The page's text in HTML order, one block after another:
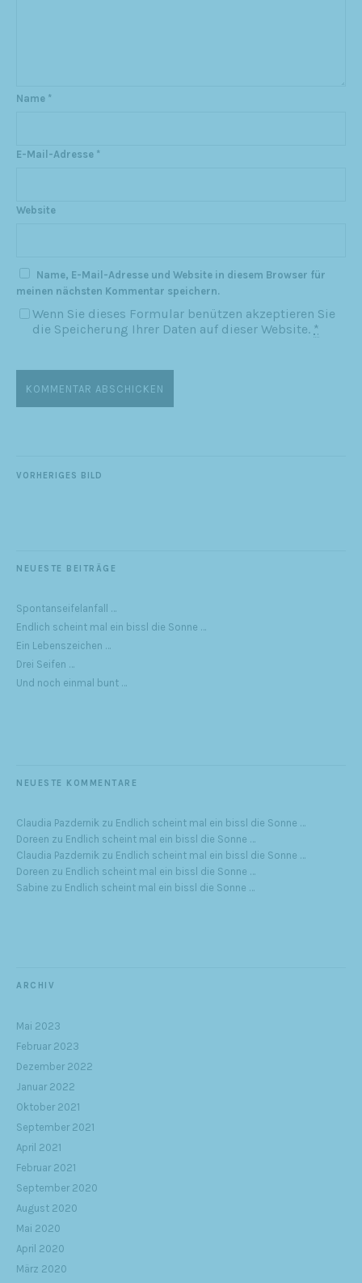
Name *
E-Mail-Adresse *
Website
Name, E-Mail-Adresse und Website in diesem Browser für
meinen nächsten Kommentar speichern.
Wenn Sie dieses Formular benützen akzeptieren Sie
die Speicherung Ihrer Daten auf dieser Website. *
VORHERIGES BILD
NEUESTE BEITRÄGE
Spontanseifelanfall …
Endlich scheint mal ein bissl die Sonne …
Ein Lebenszeichen …
Drei Seifen …
Und noch einmal bunt …
NEUESTE KOMMENTARE
Claudia Pazdernik zu Endlich scheint mal ein bissl die Sonne …
Doreen zu Endlich scheint mal ein bissl die Sonne …
Claudia Pazdernik zu Endlich scheint mal ein bissl die Sonne …
Doreen zu Endlich scheint mal ein bissl die Sonne …
Sabine zu Endlich scheint mal ein bissl die Sonne …
ARCHIV
Mai 2023
Februar 2023
Dezember 2022
Januar 2022
Oktober 2021
September 2021
April 2021
Februar 2021
September 2020
August 2020
Mai 2020
April 2020
März 2020